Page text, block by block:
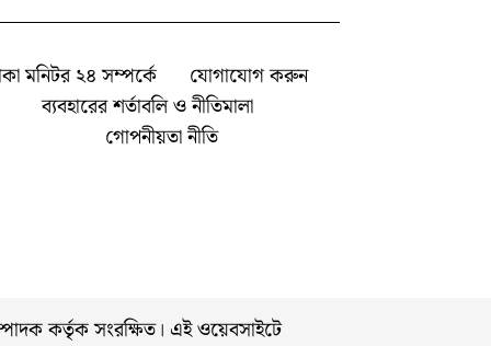
মনিটর ২৪ সম্পর্কে
যোগাযোগ করুন
ব্যবহারের শর্তাবলি ও নীতিমালা
গোপনীয়তা নীতি
কর্তৃক সংরক্ষিত। এই ওয়েবসাইটে